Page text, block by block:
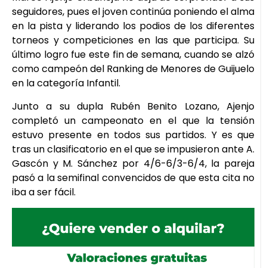
seguidores, pues el joven continúa poniendo el alma
en la pista y liderando los podios de los diferentes
torneos y competiciones en las que participa. Su
último logro fue este fin de semana, cuando se alzó
como campeón del Ranking de Menores de Guijuelo
en la categoría Infantil.
Junto a su dupla Rubén Benito Lozano, Ajenjo
completó un campeonato en el que la tensión
estuvo presente en todos sus partidos. Y es que
tras un clasificatorio en el que se impusieron ante A.
Gascón y M. Sánchez por 4/6-6/3-6/4, la pareja
pasó a la semifinal convencidos de que esta cita no
iba a ser fácil.